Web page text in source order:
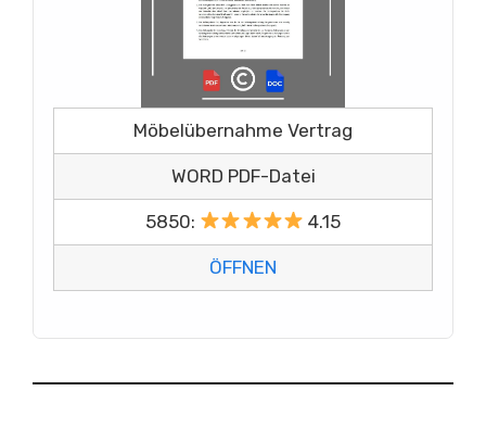
Möbelübernahme Vertrag
WORD PDF-Datei
5850: 4.15
ÖFFNEN